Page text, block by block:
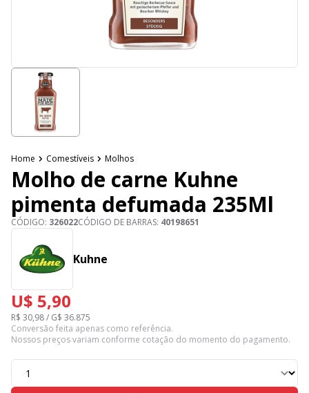
Home Comestíveis Molhos
Molho de carne Kuhne
pimenta defumada 235Ml
CÓDIGO: 326022CÓDIGO DE BARRAS: 40198651
Kuhne
U$ 5,90
R$ 30,98 / G$ 36.875
Conversão feita apenas como referência.
Nossos preços variam conforme cotação do momento do pagamento.